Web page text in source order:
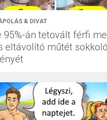
& DIVAT
95%-án tetovált férfi
eltávolító műtét sokkoló